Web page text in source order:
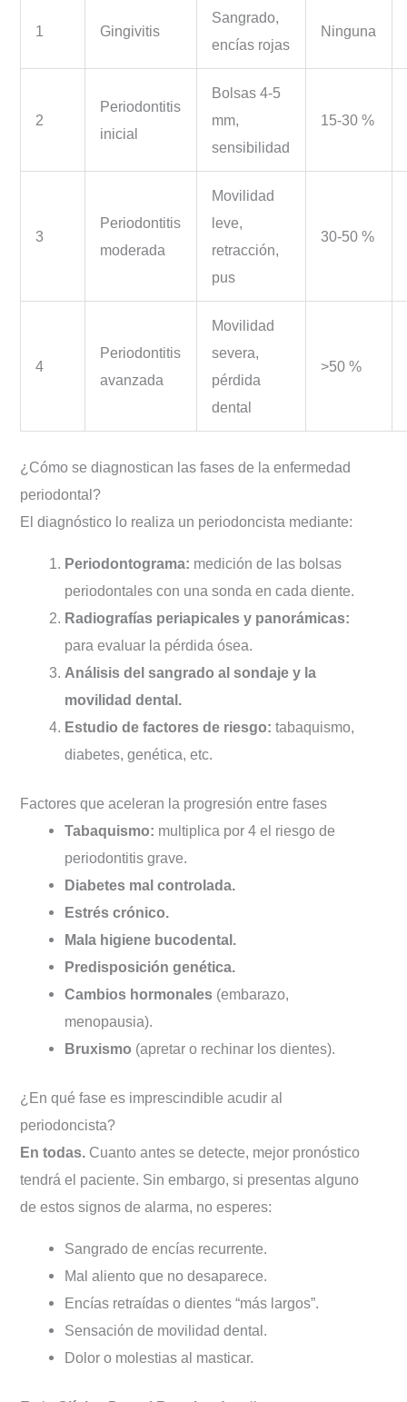
1 Gingivitis
Sangrado,
encías rojas
Ninguna
2
Periodontitis
inicial
Bolsas 4-5
mm,
sensibilidad
15-30 %
3
Periodontitis
moderada
Movilidad
leve,
retracción,
pus
30-50 %
4
Periodontitis
avanzada
Movilidad
severa,
pérdida
dental
>50 %
¿Cómo se diagnostican las fases de la enfermedad
periodontal?
El diagnóstico lo realiza un periodoncista mediante:
Periodontograma: medición de las bolsas
periodontales con una sonda en cada diente.
Radiografías periapicales y panorámicas:
para evaluar la pérdida ósea.
Análisis del sangrado al sondaje y la
movilidad dental.
Estudio de factores de riesgo: tabaquismo,
diabetes, genética, etc.
Factores que aceleran la progresión entre fases
Tabaquismo: multiplica por 4 el riesgo de
periodontitis grave.
Diabetes mal controlada.
Estrés crónico.
Mala higiene bucodental.
Predisposición genética.
Cambios hormonales(embarazo,
menopausia).
Bruxismo (apretar o rechinar los dientes).
¿En qué fase es imprescindible acudir al
periodoncista?
En todas. Cuanto antes se detecte, mejor pronóstico
tendrá el paciente. Sin embargo, si presentas alguno
de estos signos de alarma, no esperes:
Sangrado de encías recurrente.
Mal aliento que no desaparece.
Encías retraídas o dientes “más largos”.
Sensación de movilidad dental.
Dolor o molestias al masticar.